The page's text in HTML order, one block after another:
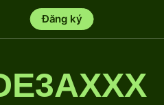
Đăng ký